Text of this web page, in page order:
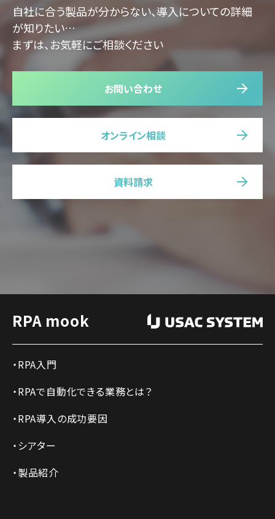
自社に合う製品が分からない、導入についての詳細
が知りたい…
まずは、お気軽にご相談ください
お問い合わせ
オンライン相談
資料請求
RPA mook
RPA入門
RPAで自動化できる業務とは？
RPA導入の成功要因
シアター
製品紹介